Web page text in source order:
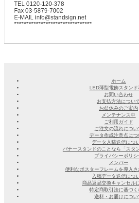
TEL 0120-120-378
Fax 03-5879-7002
E-MAIL info@standsign.net
********************************
ホーム
LED薄型電飾スタンド
お問い合わせ
お支払方法につい
お盆休みのご案内
メンテナンス中
ご利用ガイド
ご注文の流れについ
データ作成注意点につ
データ入稿送信につ
バナースタンドのことなら「スタ
プライバシーポリシ
メンバー
便利なポスターフレームを導入
入稿データ送信につ
商品返品交換キャンセル
特定商取引法に基づく
送料・お届けについ